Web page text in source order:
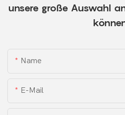
unsere große Auswahl
Name
E-Mail